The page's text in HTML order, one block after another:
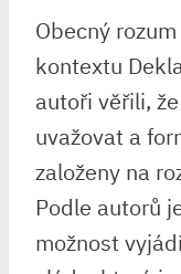
Obecný
kontextu
autoři věřili,
uvažovat a
založeny na
Podle autorů
možnost